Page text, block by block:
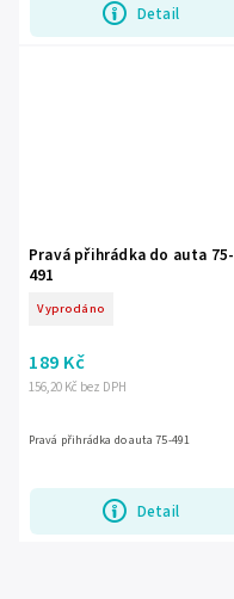
Detail
Pravá přihrádka do auta 75-
491
Vyprodáno
156,20 Kč bez DPH
189 Kč
Detail
Pravá přihrádka do auta 75-491